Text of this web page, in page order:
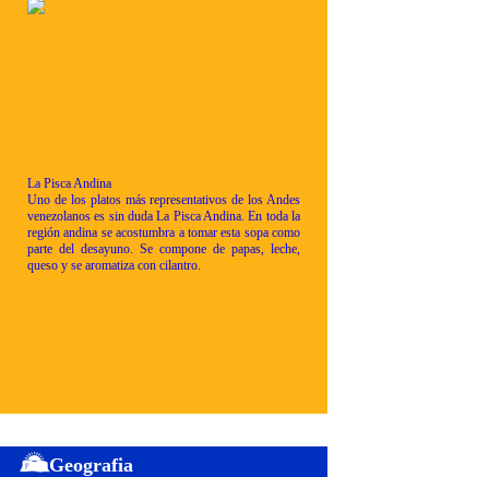
La Pisca Andina
Uno de los platos más representativos de los Andes
venezolanos es sin duda La Pisca Andina. En toda la
región andina se acostumbra a tomar esta sopa como
parte del desayuno. Se compone de papas, leche,
queso y se aromatiza con cilantro.
Geografia